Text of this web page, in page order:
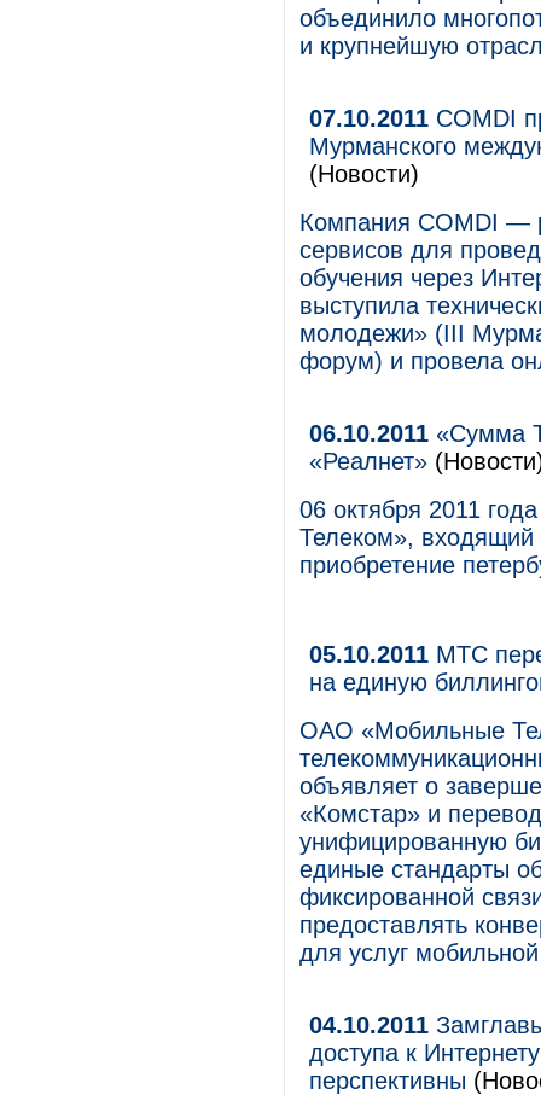
объединило
и крупнейшую
07.10.2011 COMDI
Мурманского
(Новости)
Компания COMDI —
сервисов для
обучения через
выступила
молодежи» (III
форум) и провела
06.10.2011 «Сумма
«Реалнет»
06 октября 2011
Телеком»,
приобретение
05.10.2011 МТС
на единую
ОАО «Мобильные
объявляет о
«Комстар» и
унифицированную
единые стандарты
фиксированной
предоставлять
для услуг
04.10.2011
доступа к
перспективны